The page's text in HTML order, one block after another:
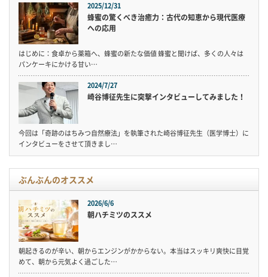
2025/12/31
蜂蜜の驚くべき治癒力：古代の知恵から現代医療
への応用
はじめに：食卓から薬箱へ、蜂蜜の新たな価値 蜂蜜と聞けば、多くの人々は
パンケーキにかける甘い…
2024/7/27
崎谷博征先生に突撃インタビューしてみました！
今回は「奇跡のはちみつ自然療法」を執筆された崎谷博征先生（医学博士）に
インタビューをさせて頂きまし…
ぶんぶんのオススメ
2026/6/6
朝ハチミツのススメ
朝起きるのが辛い、朝からエンジンがかからない。本当はスッキリ爽快に目覚
めて、朝から元気よく過ごした…